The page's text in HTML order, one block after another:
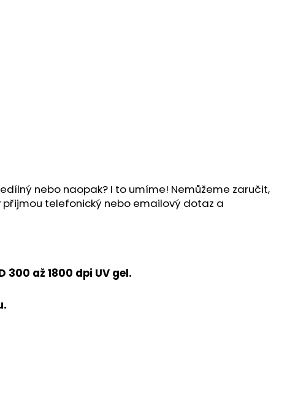
nebo naopak? I to umíme! Nemůžeme zaručit,
přijmou telefonický nebo emailový dotaz a
až 1800 dpi UV gel.